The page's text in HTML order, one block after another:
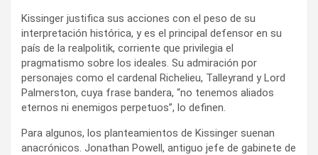
Kissinger justifica sus acciones con el peso de su
interpretación histórica, y es el principal defensor en su
país de la realpolitik, corriente que privilegia el
pragmatismo sobre los ideales. Su admiración por
personajes como el cardenal Richelieu, Talleyrand y Lord
Palmerston, cuya frase bandera, “no tenemos aliados
eternos ni enemigos perpetuos”, lo definen.
Para algunos, los planteamientos de Kissinger suenan
anacrónicos. Jonathan Powell, antiguo jefe de gabinete de